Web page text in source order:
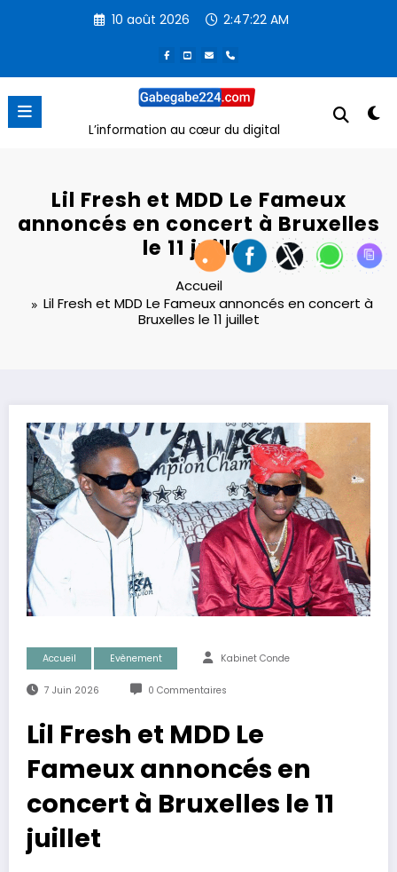
10 août 2026 2:47:23 AM
L’information au cœur du digital
Lil Fresh et MDD Le Fameux
annoncés en concert à Bruxelles
le 11 juillet
Accueil
Lil Fresh et MDD Le Fameux annoncés en concert à
Bruxelles le 11 juillet
Accueil Evènement Kabinet Conde
7 Juin 2026 0 Commentaires
Lil Fresh et MDD Le
Fameux annoncés en
concert à Bruxelles le 11
juillet